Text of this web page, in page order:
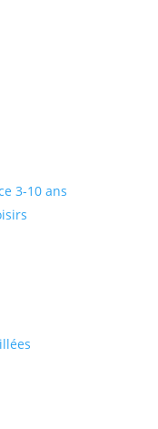
3-10 ans